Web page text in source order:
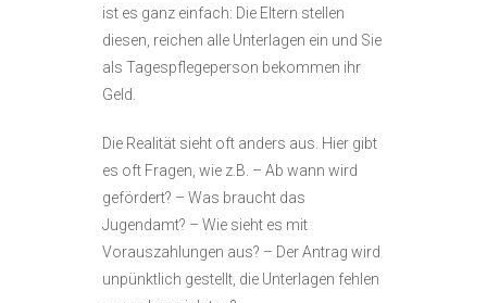
ist es ganz einfach: Die Eltern stellen
diesen, reichen alle Unterlagen ein und Sie
als Tagespflegeperson bekommen ihr
Geld.
Die Realität sieht oft anders aus. Hier gibt
es oft Fragen, wie z.B. – Ab wann wird
gefördert? – Was braucht das
Jugendamt? – Wie sieht es mit
Vorauszahlungen aus? – Der Antrag wird
unpünktlich gestellt, die Unterlagen fehlen